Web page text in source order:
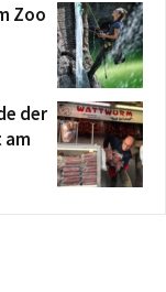
Zoo
der